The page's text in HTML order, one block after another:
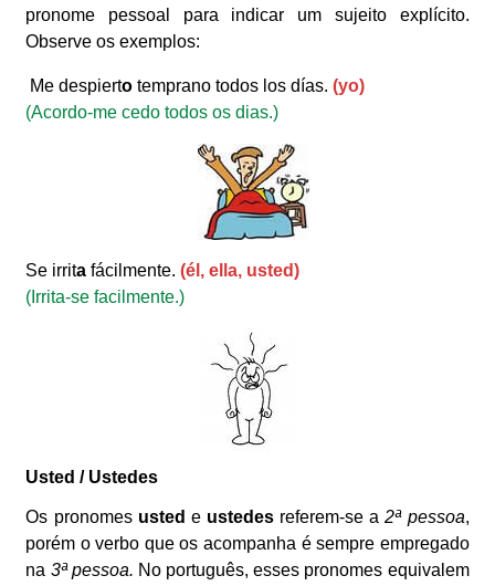
pronome pessoal para indicar um sujeito explícito.
Observe os exemplos:
Me despierto temprano todos los días.(yo)
(Acordo-me cedo todos os dias.)
Se irrita fácilmente.(él, ella, usted)
(Irrita-se facilmente.)
Usted / Ustedes
Os pronomes usted e ustedes referem-se a2ª pessoa,
porém o verbo que os acompanha é sempre empregado
na 3ª pessoa. No português, esses pronomes equivalem